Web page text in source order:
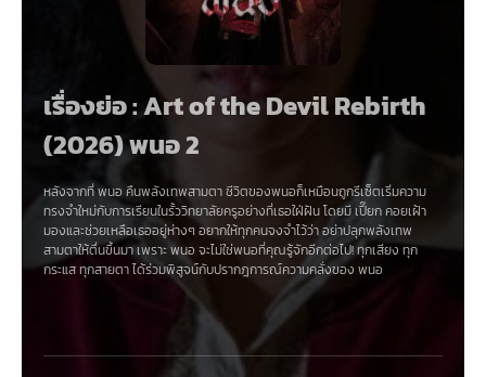
เรื่องย่อ : Art of the Devil Rebirth
(2026) พนอ 2
หลังจากที่ พนอ คืนพลังเทพสามตา ชีวิตของพนอก็เหมือนถูกรีเซ็ตเริ่มความ
ทรงจำใหม่กับการเรียนในรั้ววิทยาลัยครูอย่างที่เธอใฝ่ฝัน โดยมี เปี๊ยก คอยเฝ้า
มองและช่วยเหลือเธออยู่ห่างๆ อยากให้ทุกคนจงจำไว้ว่า อย่าปลุกพลังเทพ
สามตาให้ตื่นขึ้นมา เพราะ พนอ จะไม่ใช่พนอที่คุณรู้จักอีกต่อไป! ทุกเสียง ทุก
กระแส ทุกสายตา ได้ร่วมพิสูจน์กับปรากฎการณ์ความคลั่งของ พนอ